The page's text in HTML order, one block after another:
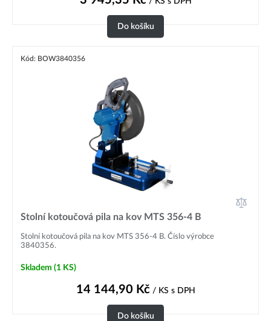
Do košíku
Kód: BOW3840356
Stolní kotoučová pila na kov MTS 356-4 B
Stolní kotoučová pila na kov MTS 356-4 B. Číslo výrobce
3840356.
Skladem (1 KS)
14 144,90 Kč/ KS s DPH
Do košíku